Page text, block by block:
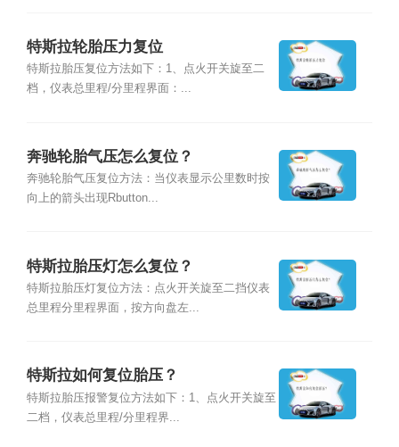
特斯拉轮胎压力复位
特斯拉胎压复位方法如下：1、点火开关旋至二
档，仪表总里程/分里程界面：...
奔驰轮胎气压怎么复位？
奔驰轮胎气压复位方法：当仪表显示公里数时按
向上的箭头出现Rbutton...
特斯拉胎压灯怎么复位？
特斯拉胎压灯复位方法：点火开关旋至二挡仪表
总里程分里程界面，按方向盘左...
特斯拉如何复位胎压？
特斯拉胎压报警复位方法如下：1、点火开关旋至
二档，仪表总里程/分里程界...